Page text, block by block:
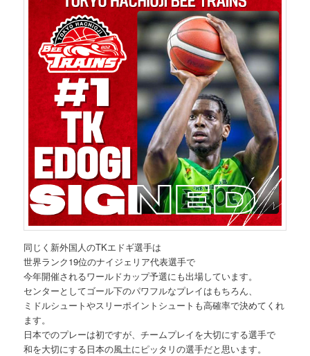
同じく新外国人のTKエドギ選手は
世界ランク19位のナイジェリア代表選手で
今年開催されるワールドカップ予選にも出場しています。
センターとしてゴール下のパワフルなプレイはもちろん、
ミドルシュートやスリーポイントシュートも高確率で決めてくれ
ます。
日本でのプレーは初ですが、チームプレイを大切にする選手で
和を大切にする日本の風土にピッタリの選手だと思います。